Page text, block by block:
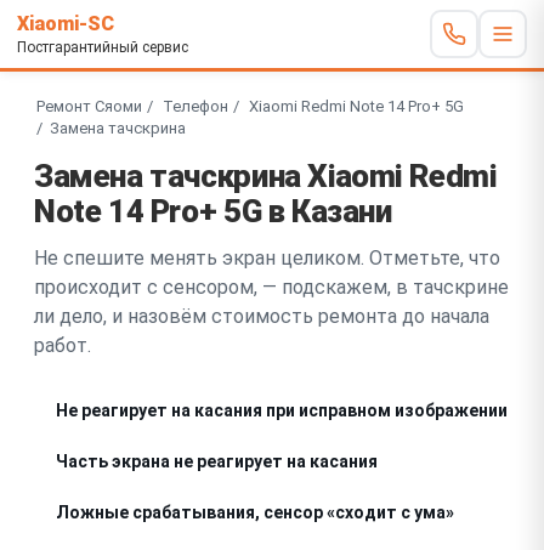
Xiaomi-SC
Постгарантийный сервис
Ремонт Сяоми Телефон
Xiaomi Redmi Note 14 Pro+ 5G
Замена тачскрина
Замена тачскрина Xiaomi Redmi
Note 14 Pro+ 5G в Казани
Не спешите менять экран целиком. Отметьте, что
происходит с сенсором, — подскажем, в тачскрине
ли дело, и назовём стоимость ремонта до начала
работ.
Не реагирует на касания при исправном изображении
Часть экрана не реагирует на касания
Ложные срабатывания, сенсор «сходит с ума»